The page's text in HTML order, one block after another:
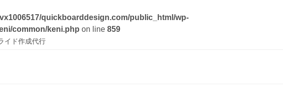
quickboarddesign.com/public_html/wp-
common/keni.php on line 859
イド作成代行